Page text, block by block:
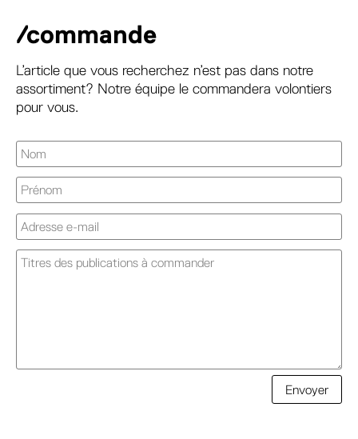
/commande
L’article que vous recherchez n’est pas dans notre
assortiment? Notre équipe le commandera volontiers
pour vous.
Envoyer